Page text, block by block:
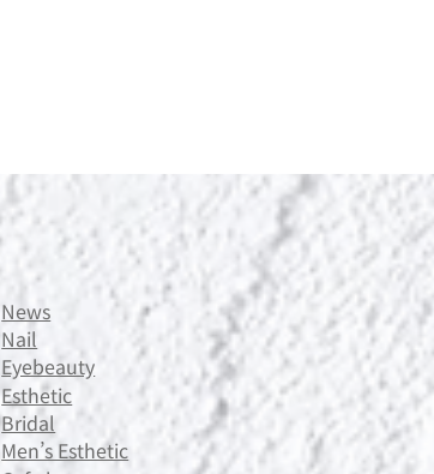
News
Nail
Eyebeauty
Esthetic
Bridal
Men’s Esthetic